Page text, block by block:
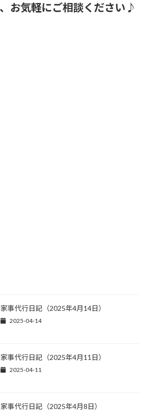
お気軽にご相談ください♪
家事代行日記（2025年4月14日）
2025-04-14
家事代行日記（2025年4月11日）
2025-04-11
家事代行日記（2025年4月8日）